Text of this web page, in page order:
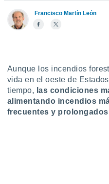
en
de
Francisco Martín León
Aunque los incendios
vida en el oeste de
tiempo, las condiciones
alimentando incendios
frecuentes y prolongados